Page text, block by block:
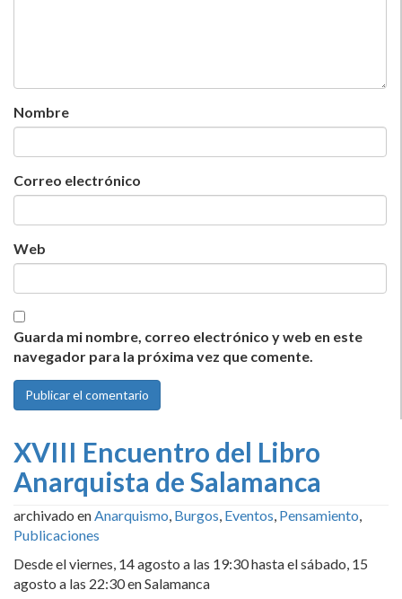
Nombre
Correo electrónico
Web
Guarda mi nombre, correo electrónico y web en este
navegador para la próxima vez que comente.
XVIII Encuentro del Libro
Anarquista de Salamanca
archivado enAnarquismo, Burgos, Eventos, Pensamiento,
Publicaciones
Desde el viernes, 14 agosto a las 19:30 hasta el sábado, 15
agosto a las 22:30 en Salamanca